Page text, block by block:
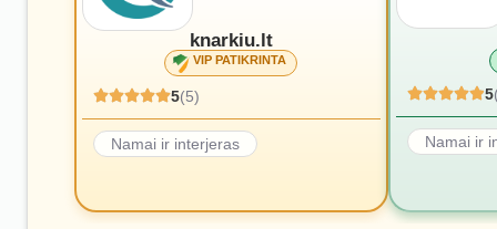
knarkiu.lt
VIP PATIKRINTA
5(5)
Namai ir interjeras
5
Namai ir